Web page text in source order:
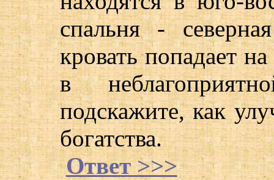
спальня -
кровать попадает
в
подскажите, как
богатства.
Ответ >>>